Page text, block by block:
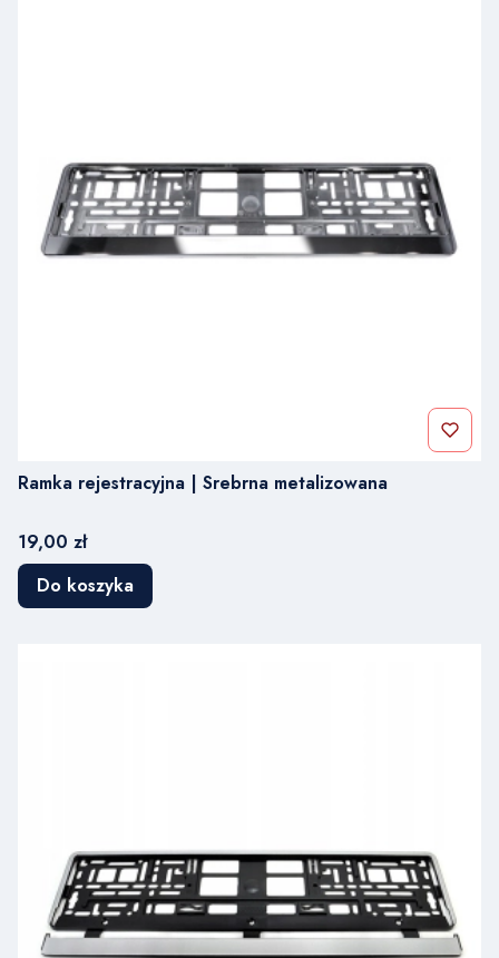
Ramka rejestracyjna | Srebrna metalizowana
Cena
19,00 zł
Do koszyka